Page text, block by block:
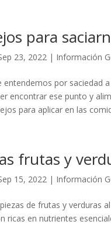
para
23, 2022 | Información
entendemos por saciedad
encontrar ese punto y
para aplicar en las
frutas y
15, 2022 | Información
de frutas y verduras
ricas en nutrientes